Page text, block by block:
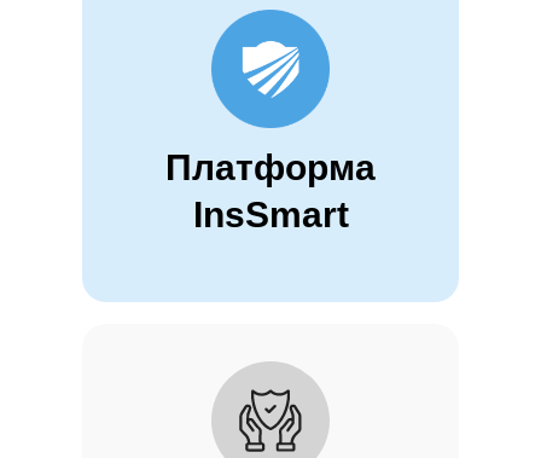
Платформа
InsSmart